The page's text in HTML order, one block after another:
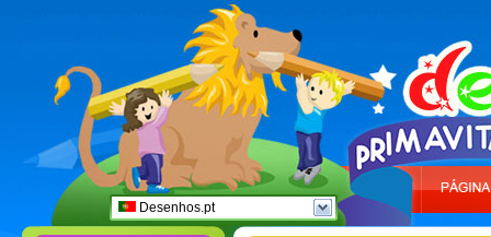
Desenhos.pt